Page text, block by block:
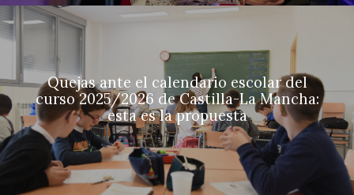
Quejas ante el calendario escolar del
curso 2025/2026 de Castilla-La Mancha:
esta es la propuesta